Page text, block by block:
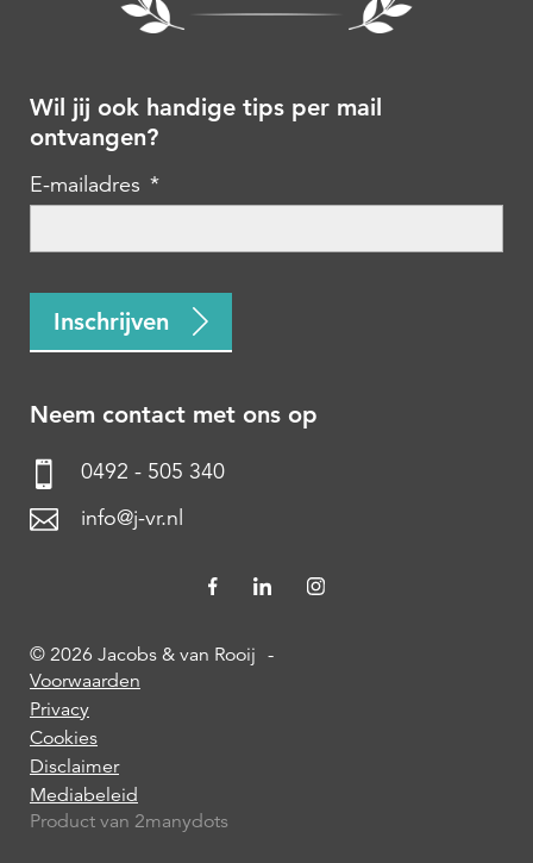
Wil jij ook handige tips per mail
ontvangen?
E-mailadres *
Inschrijven
Neem contact met ons op
0492 - 505 340
info@j-vr.nl
© 2026 Jacobs & van Rooij -
Voorwaarden
Privacy
Cookies
Disclaimer
Mediabeleid
Product van 2manydots